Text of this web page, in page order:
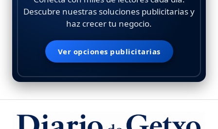
Descubre nuestras soluciones publicitarias y
haz crecer tu negocio.
Ver opciones publicitarias